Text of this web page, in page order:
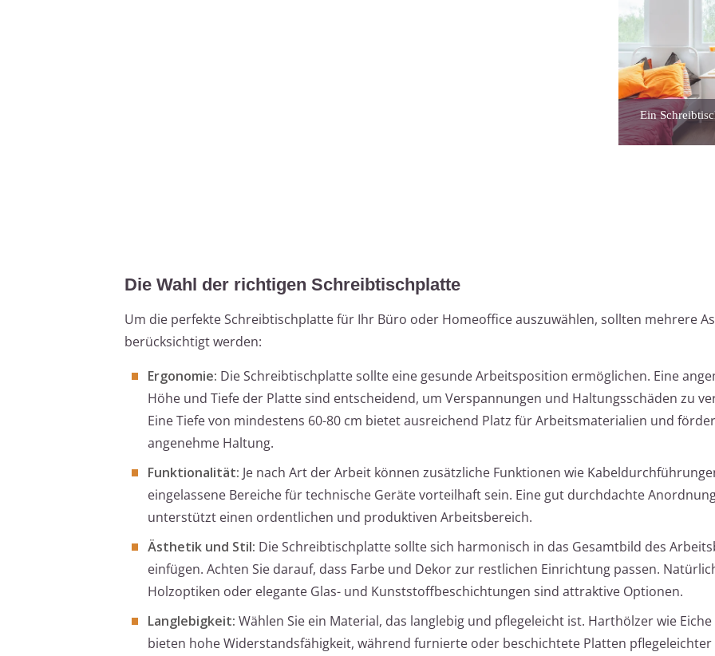
Ein
Die Wahl der richtigen Schreibtischplatte
Um die perfekte Schreibtischplatte für Ihr Büro oder Homeoffice auszuwählen, sollten mehrere
berücksichtigt werden:
Ergonomie: Die Schreibtischplatte sollte eine gesunde Arbeitsposition ermöglichen. Eine
Höhe und Tiefe der Platte sind entscheidend, um Verspannungen und Haltungsschäden zu
Eine Tiefe von mindestens 60-80 cm bietet ausreichend Platz für Arbeitsmaterialien und
angenehme Haltung.
Funktionalität: Je nach Art der Arbeit können zusätzliche Funktionen wie
eingelassene Bereiche für technische Geräte vorteilhaft sein. Eine gut durchdachte
unterstützt einen ordentlichen und produktiven Arbeitsbereich.
Ästhetik und Stil: Die Schreibtischplatte sollte sich harmonisch in das Gesamtbild des
einfügen. Achten Sie darauf, dass Farbe und Dekor zur restlichen Einrichtung passen.
Holzoptiken oder elegante Glas- und Kunststoffbeschichtungen sind attraktive Optionen.
Langlebigkeit: Wählen Sie ein Material, das langlebig und pflegeleicht ist. Harthölzer wie
bieten hohe Widerstandsfähigkeit, während furnierte oder beschichtete Platten